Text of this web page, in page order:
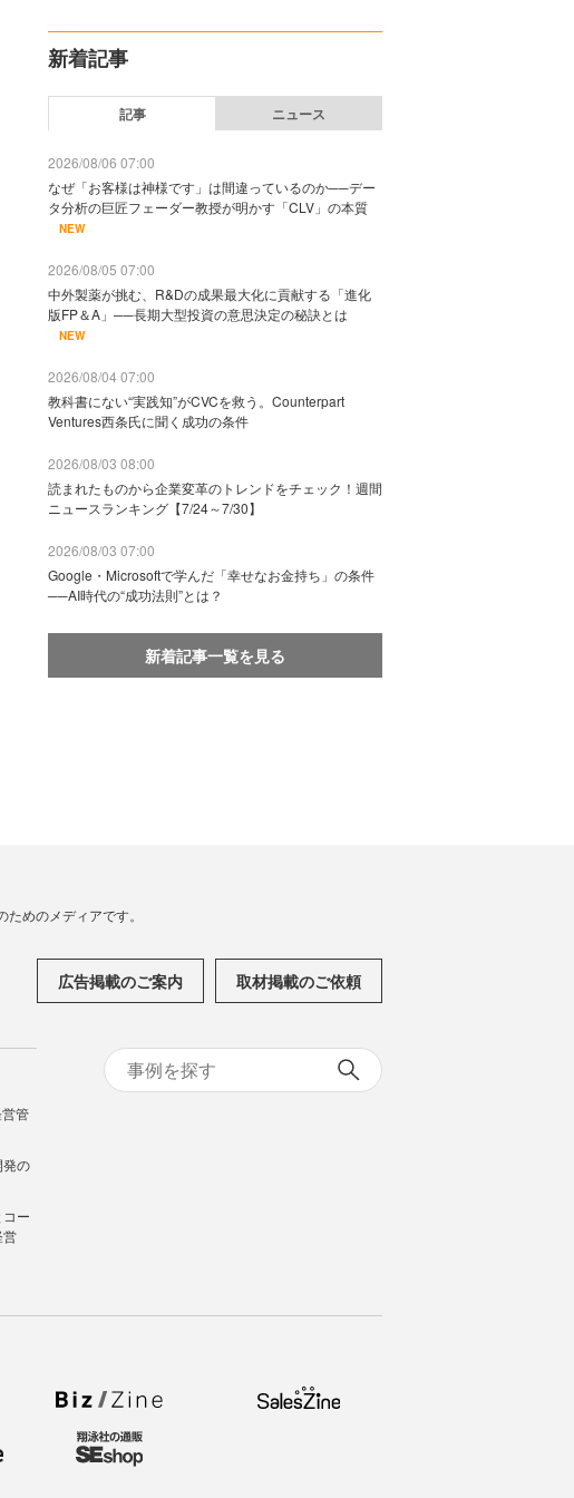
新着記事
記事 ニュース
2026/08/06 07:00
なぜ「お客様は神様です」は間違っているのか──デー
タ分析の巨匠フェーダー教授が明かす「CLV」の本質
NEW
2026/08/05 07:00
中外製薬が挑む、R&Dの成果最大化に貢献する「進化
版FP＆A」──長期大型投資の意思決定の秘訣とは
NEW
2026/08/04 07:00
教科書にない“実践知”がCVCを救う。Counterpart
Ventures西条氏に聞く成功の条件
2026/08/03 08:00
読まれたものから企業変革のトレンドをチェック！週間
ニュースランキング【7/24～7/30】
2026/08/03 07:00
Google・Microsoftで学んだ「幸せなお金持ち」の条件
──AI時代の“成功法則”とは？
新着記事一覧を見る
めのメディアです。
広告掲載のご案内 取材掲載のご依頼
管
発の
ー
営